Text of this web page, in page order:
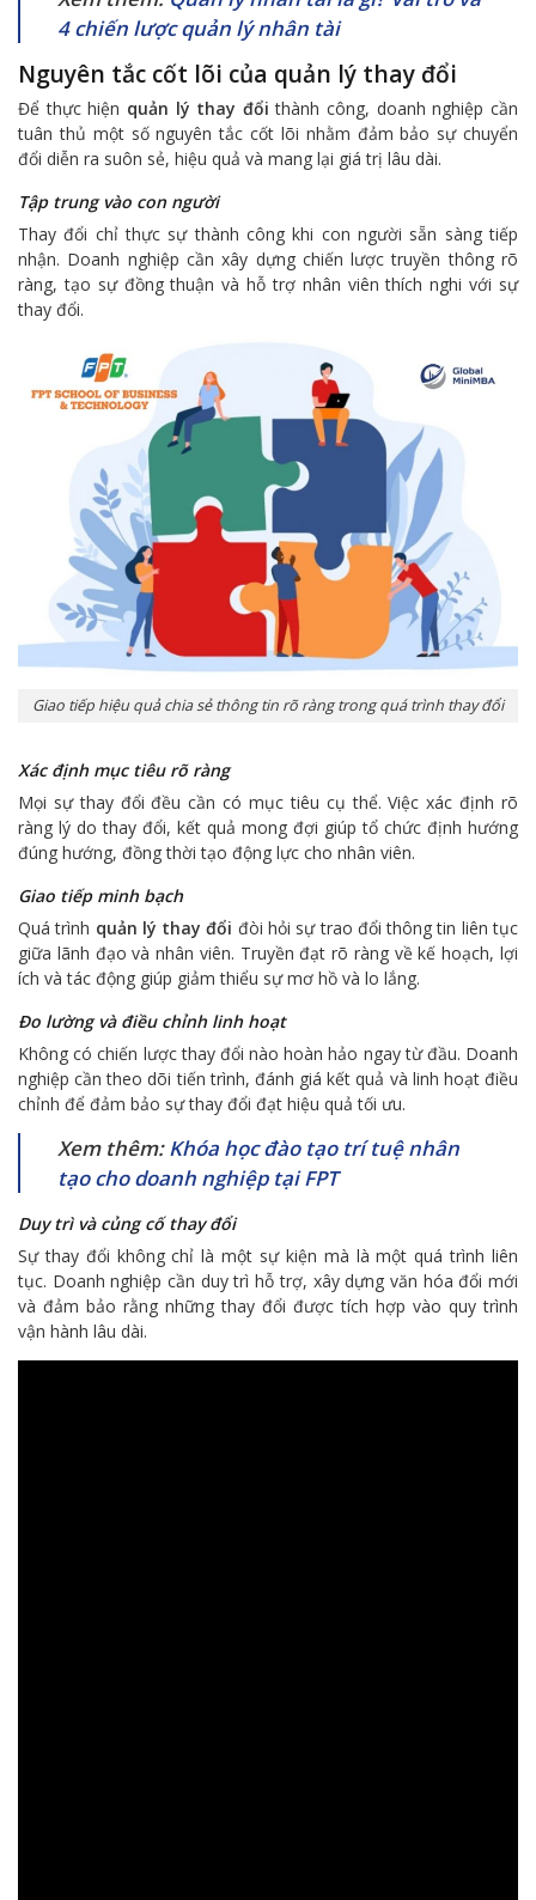
4 chiến lược quản lý nhân tài
Nguyên tắc cốt lõi của quản lý thay đổi
Để thực hiện quản lý thay đổi thành công, doanh nghiệp cần
tuân thủ một số nguyên tắc cốt lõi nhằm đảm bảo sự chuyển
đổi diễn ra suôn sẻ, hiệu quả và mang lại giá trị lâu dài.
Tập trung vào con người
Thay đổi chỉ thực sự thành công khi con người sẵn sàng tiếp
nhận. Doanh nghiệp cần xây dựng chiến lược truyền thông rõ
ràng, tạo sự đồng thuận và hỗ trợ nhân viên thích nghi với sự
thay đổi.
Giao tiếp hiệu quả chia sẻ thông tin rõ ràng trong quá trình thay đổi
Xác định mục tiêu rõ ràng
Mọi sự thay đổi đều cần có mục tiêu cụ thể. Việc xác định rõ
ràng lý do thay đổi, kết quả mong đợi giúp tổ chức định hướng
đúng hướng, đồng thời tạo động lực cho nhân viên.
Giao tiếp minh bạch
Quá trình quản lý thay đổi đòi hỏi sự trao đổi thông tin liên tục
giữa lãnh đạo và nhân viên. Truyền đạt rõ ràng về kế hoạch, lợi
ích và tác động giúp giảm thiểu sự mơ hồ và lo lắng.
Đo lường và điều chỉnh linh hoạt
Không có chiến lược thay đổi nào hoàn hảo ngay từ đầu. Doanh
nghiệp cần theo dõi tiến trình, đánh giá kết quả và linh hoạt điều
chỉnh để đảm bảo sự thay đổi đạt hiệu quả tối ưu.
Xem thêm:Khóa học đào tạo trí tuệ nhân
tạo cho doanh nghiệp tại FPT
Duy trì và củng cố thay đổi
Sự thay đổi không chỉ là một sự kiện mà là một quá trình liên
tục. Doanh nghiệp cần duy trì hỗ trợ, xây dựng văn hóa đổi mới
và đảm bảo rằng những thay đổi được tích hợp vào quy trình
vận hành lâu dài.